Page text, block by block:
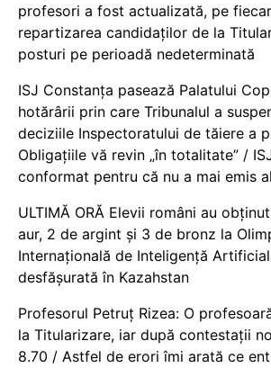
profesori a fost actualizată, pe
repartizarea candidaților de la
posturi pe perioadă nedeterminată
ISJ Constanța pasează Palatului
hotărârii prin care Tribunalul a
deciziile Inspectoratului de tăiere a
Obligațiile vă revin „în totalitate” /
conformat pentru că nu a mai emis
ULTIMĂ ORĂ Elevii români au
aur, 2 de argint și 3 de bronz la
Internațională de Inteligență
desfășurată în Kazahstan
Profesorul Petruț Rizea: O
la Titularizare, iar după contestații
8.70 / Astfel de erori îmi arată ce